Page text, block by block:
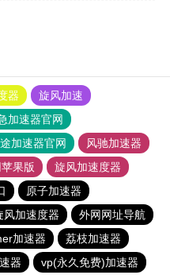
器
旋风加速
加速器官网
加速器官网
风驰加速器
果版
旋风加速度器
原子加速器
风加速度器
外网网址导航
加速器
荔枝加速器
器 vp(永久免费)加速器